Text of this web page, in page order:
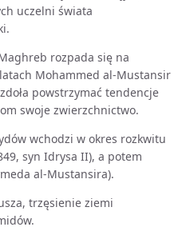
uczelni świata
rozpada się na
Mohammed al-Mustansir
powstrzymać tendencje
swoje zwierzchnictwo.
wchodzi w okres rozkwitu
syn Idrysa II), a potem
al-Mustansira).
trzęsienie ziemi